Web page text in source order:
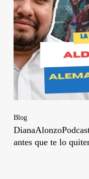
Blog
antes que te lo